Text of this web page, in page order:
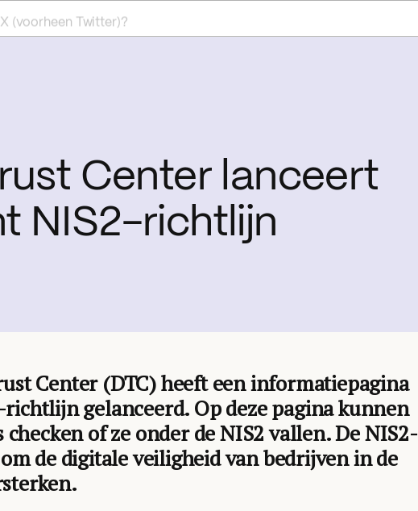
(voorheen Twitter)?
Center lanceert
NIS2-richtlijn
Center (DTC) heeft een informatiepagina
gelanceerd. Op deze pagina kunnen
of ze onder de NIS2 vallen. De NIS2-
de digitale veiligheid van bedrijven in de